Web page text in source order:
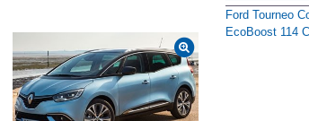
Ford Tourneo
EcoBoost 114